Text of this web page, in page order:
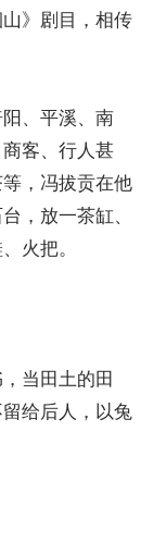
》剧目，相传
、平溪、南
客、行人甚
，冯拔贡在他
，放一茶缸、
火把。
当田土的田
给后人，以兔